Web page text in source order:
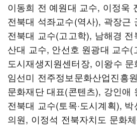
이동희 전 예원대 교수, 이정욱
전북대 석좌교수(역사), 곽장근
전북대 교수(고고학), 남해경
산대 교수, 안선호 원광대 교수
도시재생지원센터장, 이왕수
임선미 전주정보문화산업진흥
문화재단 대표(콘텐츠), 강인애
전북대 교수(토목·도시계획), 박
의원, 이정석 전북자치도 문화